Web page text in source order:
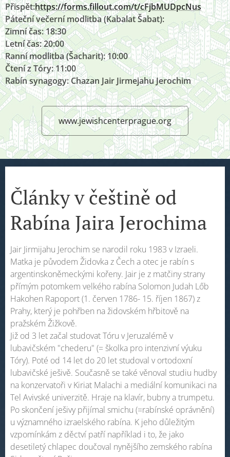
Přispět:https://forms.fillout.com/t/cFjbMUDpcNus
Páteční večerní modlitba (Kabalat Šabat):
Zimní čas: 18:30
Letní čas: 20:00
Ranní modlitba (Šacharit): 10:00
Čtení z Tóry: 11:00
Rabín synagogy: Chazan Jair Jirmejahu Jerochim
www.jewishcenterprague.org
Články v češtině od
Rabína Jaira Jerochima
Jair Jirmijahu Jerochim se narodil roku 1983 v Izraeli.
Matka je původem Židovka z Čech a otec je rabín s
argentinskoněmeckými kořeny. Jair je z matčiny strany
přímým potomkem velkého rabína Solomon Judah Lőb
Hakohen Rapoport (1. červen 1786- 15. říjen 1867) z
Prahy, který je pohřben na židovském hřbitově na
pražském Žižkově.
Již od 3 let začal studovat Tóru v Jeruzalémě v
lubavičském "chederu" (= školka pro intenzivní výuku
Tóry). Poté od 14 let do 20 let studoval v ortodoxní
lubavičské ješivě. Současně se také věnoval studiu hudby
na konzervatoři v Kiriat Malachi a mediální komunikaci na
Tel Avivské univerzitě. Hraje na klavír, bubny a trumpetu.
Po skončení ješivy přijímal smichu (=rabínské oprávnění)
u významného izraelského rabína. K jeho důležitým
vzpomínkám z děctví patří například i to, že jako
desetiletý chlapec doučoval nynějšího zemského rabína